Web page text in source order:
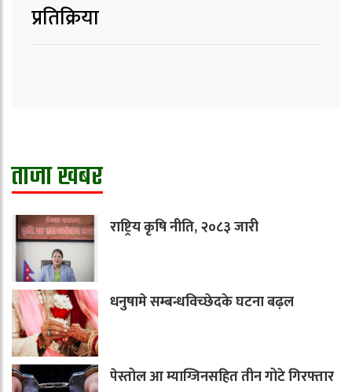
प्रतिक्रिया
ताजा खबर
राष्ट्रिय कृषि नीति, २०८३ जारी
धनुषामे सम्बन्धविच्छेदके घटना बढ़ल
पेस्तोल आ म्याग्जिनसहित तीन गोटे गिरफ्तार